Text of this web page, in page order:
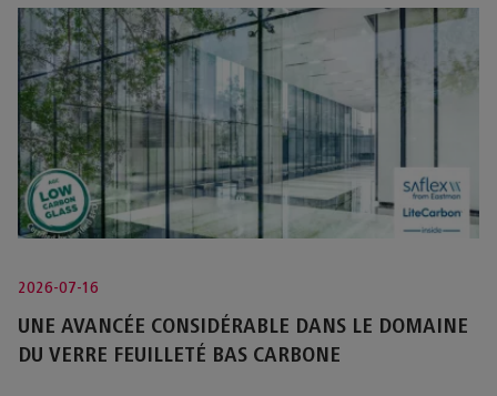
2026-07-16
UNE AVANCÉE CONSIDÉRABLE DANS LE DOMAINE
DU VERRE FEUILLETÉ BAS CARBONE